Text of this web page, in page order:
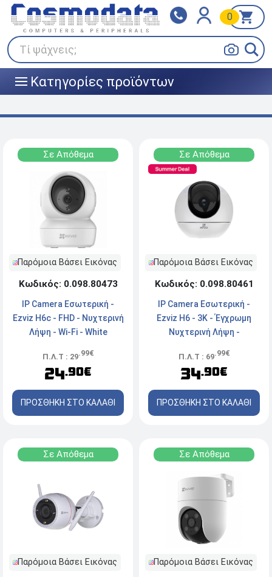
Τί ψάχνεις;
0
||| Κατηγορίες προϊόντων
Klarna
Πληρώστε σε 3
άτοκες δόσεις
BOX NOW
Σε Απόθεμα
Παρόμοια Βάσει Εικόνας
Κωδικός: 0.098.80473
IP Camera Εσωτερική -
Ezviz H6c - FHD - Νυχτερινή
Λήψη - Wi-Fi - White
Π.Λ.Τ : 29.99€
24.90€
ΠΡΟΣΘΗΚΗ ΣΤΟ ΚΑΛΑΘΙ
Σε Απόθεμα
Παρόμοια Βάσει Εικόνας
Κωδικός: 0.098.80461
IP Camera Εσωτερική -
Ezviz H6 - 3K - Έγχρωμη
Νυχτερινή Λήψη -
White
Π.Λ.Τ : 69.99€
34.90€
ΠΡΟΣΘΗΚΗ ΣΤΟ ΚΑΛΑΘΙ
Σε Απόθεμα
Παρόμοια Βάσει Εικόνας
Σε Απόθεμα
Παρόμοια Βάσει Εικόνας